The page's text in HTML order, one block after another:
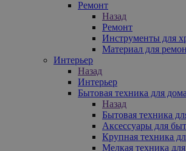
Ремонт
Назад
Ремонт
Инструменты для
Материал для
Интерьер
Назад
Интерьер
Бытовая техника для дома
Назад
Бытовая техника
Аксессуары для
Крупная техника
Мелкая техника